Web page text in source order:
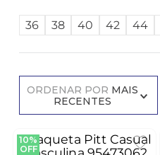
36 38 40 42 44
ORDENAR POR MAIS
RECENTES
10%
OFF